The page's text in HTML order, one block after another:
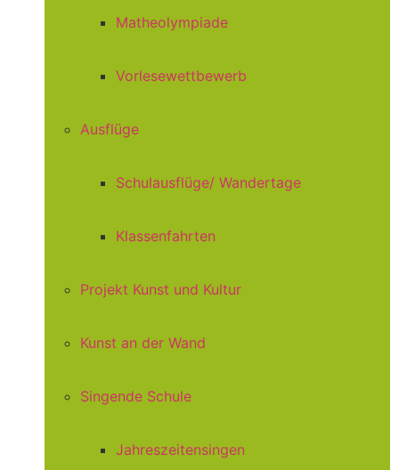
Matheolympiade
Vorlesewettbewerb
Ausflüge
Schulausflüge/ Wandertage
Klassenfahrten
Projekt Kunst und Kultur
Kunst an der Wand
Singende Schule
Jahreszeitensingen